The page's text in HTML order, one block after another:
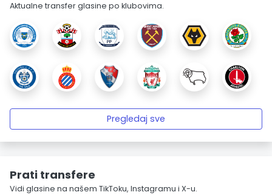
Aktualne transfer glasine po klubovima.
Pregledaj sve
Prati transfere
Vidi glasine na našem TikToku, Instagramu i X-u.